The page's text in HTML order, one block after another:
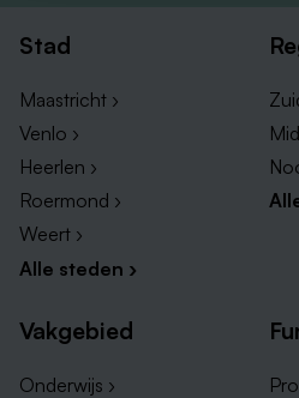
Stad
Maastricht ›
Venlo ›
Heerlen ›
Roermond ›
Weert ›
Alle steden ›
Vakgebied
Onderwijs ›